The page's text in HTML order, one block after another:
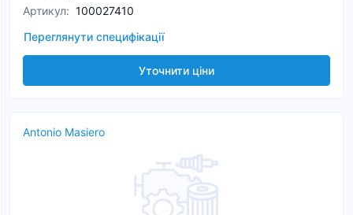
Артикул: 100027410
Переглянути специфікації
Уточнити ціни
Antonio Masiero